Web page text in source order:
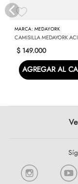
MEDAYORK
CAMISILLA MEDAYORK
$ 149.000
AGREGAR AL